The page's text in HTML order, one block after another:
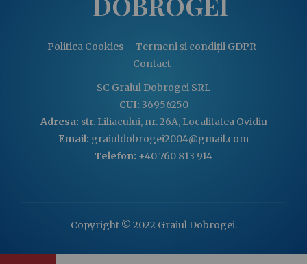
Politica Cookies
Termeni și condiții GDPR
Contact
SC Graiul Dobrogei SRL
CUI: 36956250
Adresa: str. Liliacului, nr. 26A, Localitatea Ovidiu
Email: graiuldobrogei2004@gmail.com
Telefon: +40 760 813 914
Copyright © 2022 Graiul Dobrogei.